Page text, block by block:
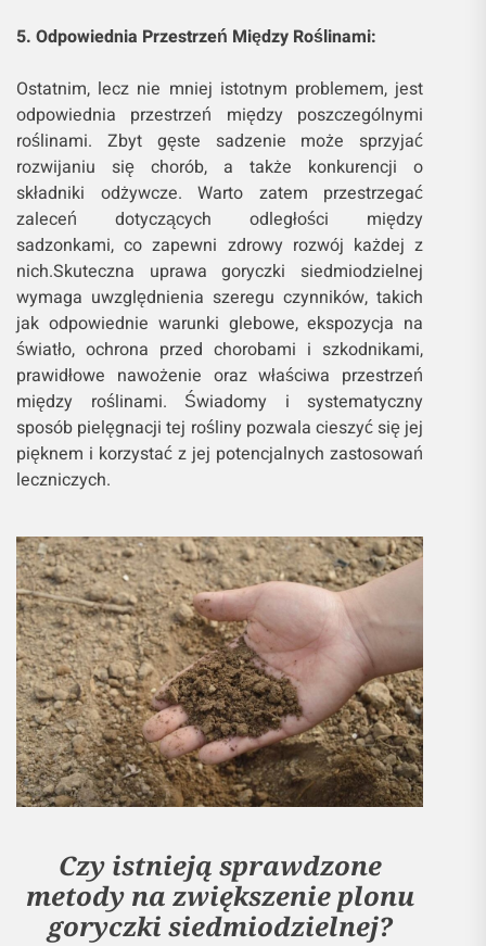
5. Odpowiednia Przestrzeń Między Roślinami:
Ostatnim, lecz nie mniej istotnym problemem, jest
odpowiednia przestrzeń między poszczególnymi
roślinami. Zbyt gęste sadzenie może sprzyjać
rozwijaniu się chorób, a także konkurencji o
składniki odżywcze. Warto zatem przestrzegać
zaleceń dotyczących odległości między
sadzonkami, co zapewni zdrowy rozwój każdej z
nich.Skuteczna uprawa goryczki siedmiodzielnej
wymaga uwzględnienia szeregu czynników, takich
jak odpowiednie warunki glebowe, ekspozycja na
światło, ochrona przed chorobami i szkodnikami,
prawidłowe nawożenie oraz właściwa przestrzeń
między roślinami. Świadomy i systematyczny
sposób pielęgnacji tej rośliny pozwala cieszyć się jej
pięknem i korzystać z jej potencjalnych zastosowań
leczniczych.
Czy istnieją sprawdzone
metody na zwiększenie plonu
goryczki siedmiodzielnej?